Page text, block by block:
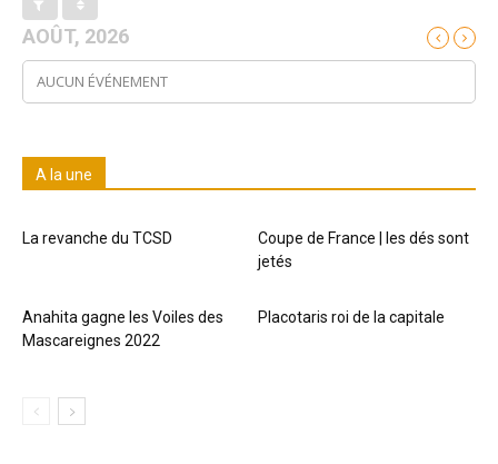
AOÛT, 2026
AUCUN ÉVÉNEMENT
A la une
La revanche du TCSD
Coupe de France | les dés sont
jetés
Anahita gagne les Voiles des
Mascareignes 2022
Placotaris roi de la capitale